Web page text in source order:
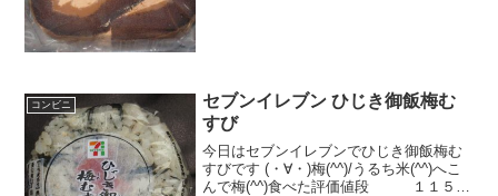
コンビニ
セブンイレブン ひじき御飯梅む
すび
今日はセブンイレブンでひじき御飯梅む
すびです (・∀・)梅(^^)/うるち米(^^)へこ
んで梅(^^)食べた評価値段 １１５円